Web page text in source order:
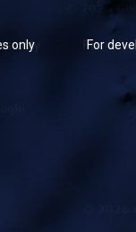
only For